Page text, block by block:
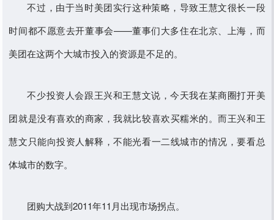
不过，由于当时美团实行这种策略，导致王慧文很长一段
时间都不愿意去开董事会——董事们大多住在北京、上海，而
美团在这两个大城市投入的资源是不足的。
不少投资人会跟王兴和王慧文说，今天我在某商圈打开美
团就是没有喜欢的商家，我就比较喜欢买糯米的。而王兴和王
慧文只能向投资人解释，不能光看一二线城市的情况，要看总
体城市的数字。
团购大战到2011年11月出现市场拐点。